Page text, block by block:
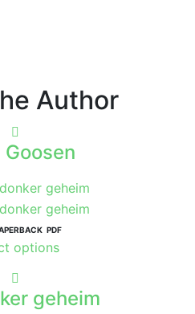
Author
Goosen
PDF
optionsThis
multiple
geheim